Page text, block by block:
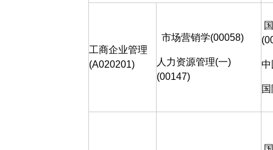
工商企业管理
(A020201)
市场营销学(00058)
人力资源管理(一)
(00147)
中